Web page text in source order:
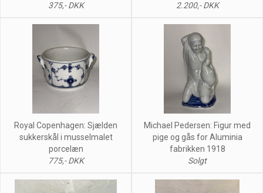
375,- DKK
2.200,- DKK
Royal Copenhagen: Sjælden
sukkerskål i musselmalet
porcelæn
775,- DKK
Michael Pedersen: Figur med
pige og gås for Aluminia
fabrikken 1918
Solgt